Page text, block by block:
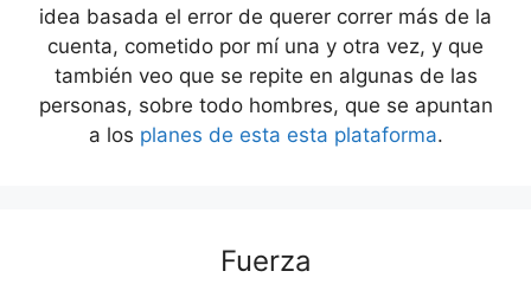
idea basada el error de querer correr más de la
cuenta, cometido por mí una y otra vez, y que
también veo que se repite en algunas de las
personas, sobre todo hombres, que se apuntan
a los planes de esta esta plataforma.
Fuerza